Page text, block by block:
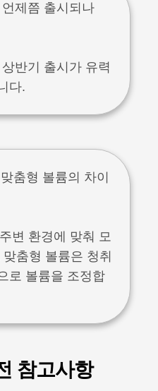
제쯤 출시되나
반기 출시가 유력
다.
춤형 볼륨의 차이
변 환경에 맞춰 모
춤형 볼륨은 청취
로 볼륨을 조정합
참고사항